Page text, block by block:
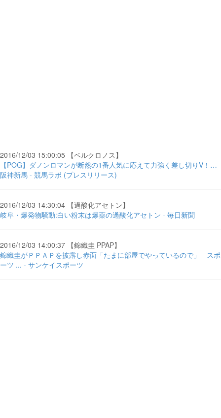
2016/12/03 15:00:05 【ベルクロノス】
【POG】ダノンロマンが断然の1番人気に応えて力強く差し切りV！…
阪神新馬 - 競馬ラボ (プレスリリース)
2016/12/03 14:30:04 【過酸化アセトン】
岐阜・爆発物騒動:白い粉末は爆薬の過酸化アセトン - 毎日新聞
2016/12/03 14:00:37 【錦織圭 PPAP】
錦織圭がＰＰＡＰを披露し赤面「たまに部屋でやっているので」 - スポ
ーツ ... - サンケイスポーツ